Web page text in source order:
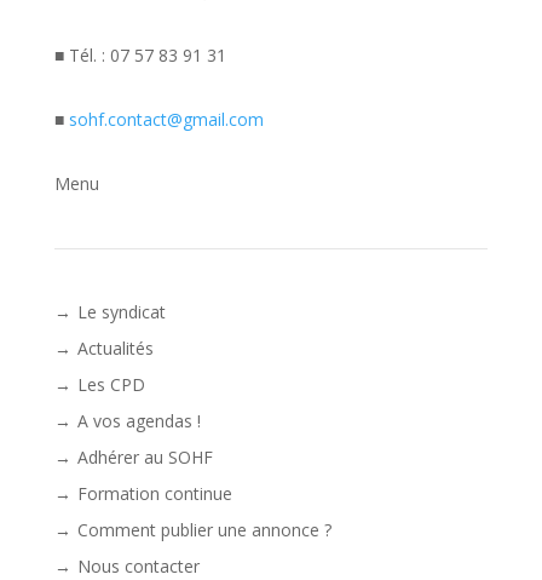
■ Tél. : 07 57 83 91 31
■ sohf.contact@gmail.com
Menu
Le syndicat
Actualités
Les CPD
A vos agendas !
Adhérer au SOHF
Formation continue
Comment publier une annonce ?
Nous contacter